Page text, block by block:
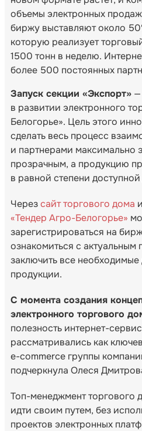
объемы электронных
биржу выставляют около
которую реализует
1500 тонн в неделю.
более 500 постоянных
Запуск секции «Экспорт» —
в развитии электронного
Белогорье». Цель этого
сделать весь процесс
и партнерами максимально
прозрачным, а продукцию
в равной степени доступной
Черезсайт торгового дома и
«Тендер Агро-Белогорье»
зарегистрироваться на
ознакомиться с актуальным
заключить все
продукции.
С момента создания
электронного торгового
полезность интернет-
рассматривались как
e-commerce группы
подчеркнула Олеся
Топ-менеджмент торгового
идти своим путем, без
проектов электронных